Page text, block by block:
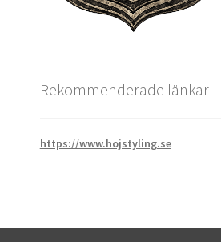
Rekommenderade länkar
https://www.hojstyling.se